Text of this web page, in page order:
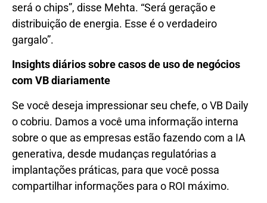
será o chips”, disse Mehta. “Será geração e
distribuição de energia. Esse é o verdadeiro
gargalo”.
Insights diários sobre casos de uso de negócios
com VB diariamente
Se você deseja impressionar seu chefe, o VB Daily
o cobriu. Damos a você uma informação interna
sobre o que as empresas estão fazendo com a IA
generativa, desde mudanças regulatórias a
implantações práticas, para que você possa
compartilhar informações para o ROI máximo.